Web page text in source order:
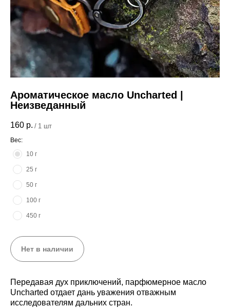
Ароматическое масло Uncharted |
Неизведанный
160 р. / 1 шт
Вес:
10 г
25 г
50 г
100 г
450 г
Нет в наличии
Передавая дух приключений, парфюмерное масло
Uncharted отдает дань уважения отважным
исследователям дальних стран.